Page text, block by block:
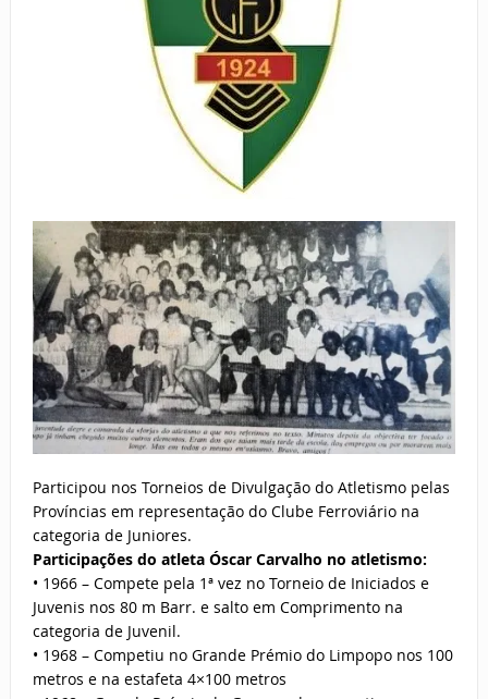
Participou nos Torneios de Divulgação do Atletismo pelas
Províncias em representação do Clube Ferroviário na
categoria de Juniores.
Participações do atleta Óscar Carvalho no atletismo:
• 1966 – Compete pela 1ª vez no Torneio de Iniciados e
Juvenis nos 80 m Barr. e salto em Comprimento na
categoria de Juvenil.
• 1968 – Competiu no Grande Prémio do Limpopo nos 100
metros e na estafeta 4×100 metros